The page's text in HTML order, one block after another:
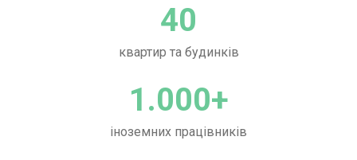
квартир та будинків
40
іноземних працівників
1.000+